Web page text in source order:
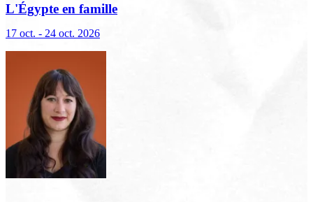
L'Égypte en famille
17 oct. - 24 oct. 2026